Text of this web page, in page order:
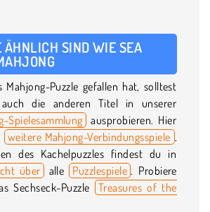
ÄHNLICH SIND WIE SEA
Mahjong-Puzzle gefallen hat, solltest
die anderen Titel in unserer
Spielesammlung ausprobieren. Hier
weitere Mahjong-Verbindungsspiele .
des Kachelpuzzles findest du in
über alle Puzzlespiele . Probiere
Sechseck-Puzzle
Treasures of the